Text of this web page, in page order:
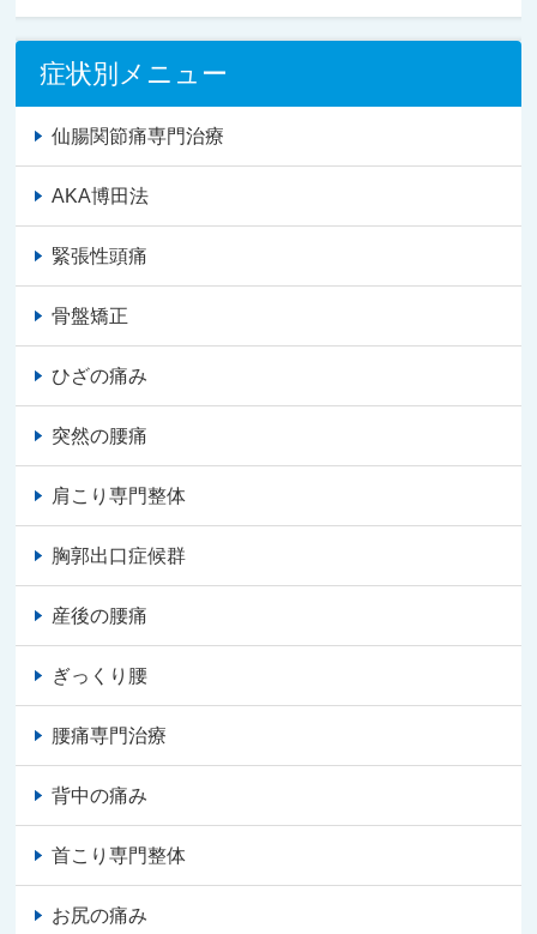
症状別メニュー
仙腸関節痛専門治療
AKA博田法
緊張性頭痛
骨盤矯正
ひざの痛み
突然の腰痛
肩こり専門整体
胸郭出口症候群
産後の腰痛
ぎっくり腰
腰痛専門治療
背中の痛み
首こり専門整体
お尻の痛み